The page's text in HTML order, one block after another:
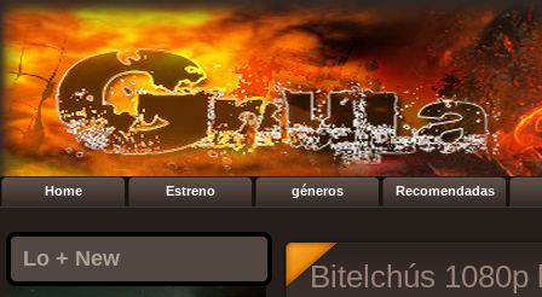
Home Estreno géneros Recomendadas
Lo + New Bitelchús 1080p